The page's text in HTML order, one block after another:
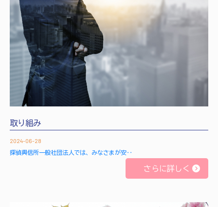
取り組み
2024-06-28
探偵興信所一般社団法人では、みなさまが安‥
さらに詳しく